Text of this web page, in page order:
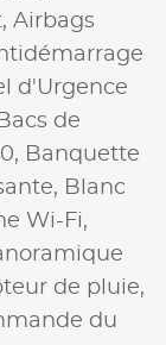
Airbags
d'Urgence
Bacs de
Banquette
Blanc
Wi-Fi,
de pluie,
du